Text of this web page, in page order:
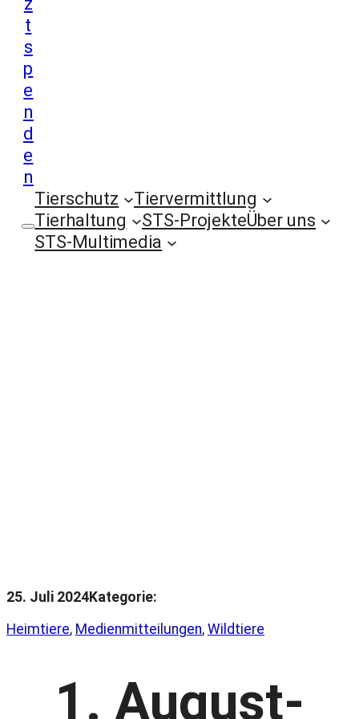
t
s
p
e
n
d
e
n
Tierschutz
Tiervermittlung
Tierhaltung
STS-ProjekteÜber uns
STS-Multimedia
25. Juli 2024Kategorie:
Heimtiere, Medienmitteilungen, Wildtiere
1. August-